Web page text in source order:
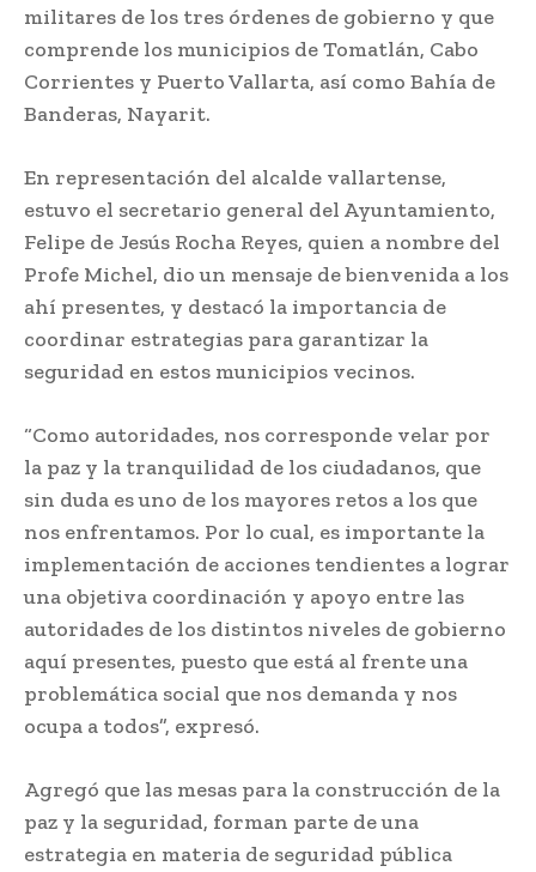
militares de los tres órdenes de gobierno y que
comprende los municipios de Tomatlán, Cabo
Corrientes y Puerto Vallarta, así como Bahía de
Banderas, Nayarit.
En representación del alcalde vallartense,
estuvo el secretario general del Ayuntamiento,
Felipe de Jesús Rocha Reyes, quien a nombre del
Profe Michel, dio un mensaje de bienvenida a los
ahí presentes, y destacó la importancia de
coordinar estrategias para garantizar la
seguridad en estos municipios vecinos.
“Como autoridades, nos corresponde velar por
la paz y la tranquilidad de los ciudadanos, que
sin duda es uno de los mayores retos a los que
nos enfrentamos. Por lo cual, es importante la
implementación de acciones tendientes a lograr
una objetiva coordinación y apoyo entre las
autoridades de los distintos niveles de gobierno
aquí presentes, puesto que está al frente una
problemática social que nos demanda y nos
ocupa a todos”, expresó.
Agregó que las mesas para la construcción de la
paz y la seguridad, forman parte de una
estrategia en materia de seguridad pública